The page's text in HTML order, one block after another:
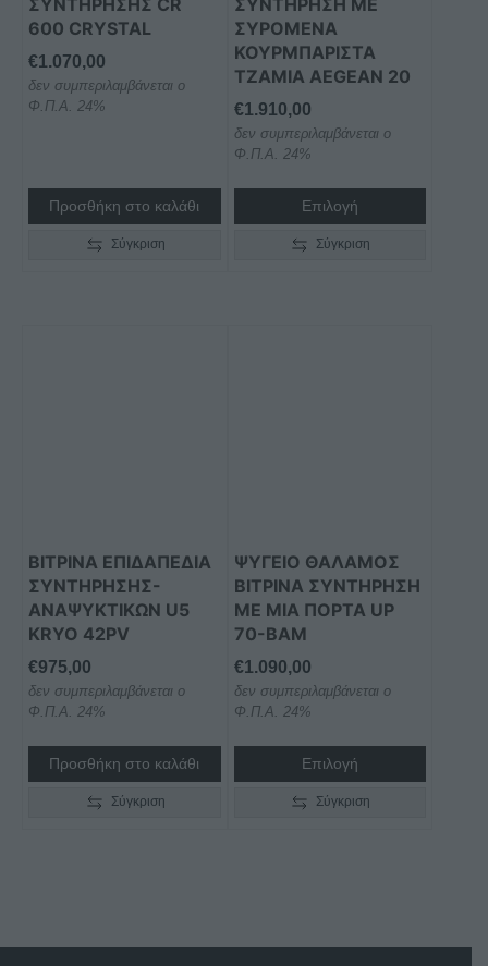
ΣΥΝΤΗΡΗΣΗΣ CR
600 CRYSTAL
€1.070,00
δεν συμπεριλαμβάνεται ο
Φ.Π.Α. 24%
Προσθήκη στο καλάθι
Σύγκριση
ΣΥΝΤΗΡΗΣΗ ΜΕ
ΣΥΡΟΜΕΝΑ
ΚΟΥΡΜΠΑΡΙΣΤΑ
ΤΖΑΜΙΑ AEGEAN 20
€1.910,00
δεν συμπεριλαμβάνεται ο
Φ.Π.Α. 24%
Επιλογή
επιλεγούν
στη
σελίδα
του
προϊόντος
Σύγκριση
ΒΙΤΡΙΝΑ ΕΠΙΔΑΠΕΔΙΑ
ΣΥΝΤΗΡΗΣΗΣ-
ΑΝΑΨΥΚΤΙΚΩΝ U5
KRYO 42PV
€975,00
δεν συμπεριλαμβάνεται ο
Φ.Π.Α. 24%
Προσθήκη στο καλάθι
Σύγκριση
ΨΥΓΕΙΟ ΘΑΛΑΜΟΣ
ΒΙΤΡΙΝΑ ΣΥΝΤΗΡΗΣΗ
ΜΕ ΜΙΑ ΠΟΡΤΑ UP
70-BAM
€1.090,00
δεν συμπεριλαμβάνεται ο
Φ.Π.Α. 24%
Επιλογή
Σύγκριση